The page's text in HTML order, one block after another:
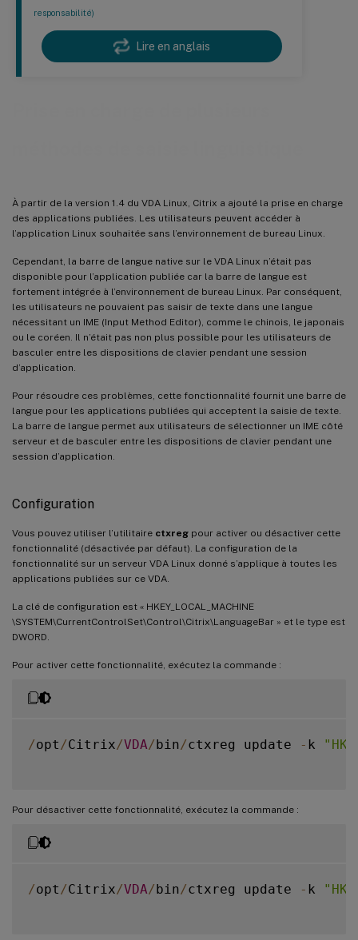
responsabilité)
Lire en anglais
À partir de la version 1.4 du VDA Linux, Citrix a ajouté la prise en charge
des applications publiées. Les utilisateurs peuvent accéder à
l’application Linux souhaitée sans l’environnement de bureau Linux.
Cependant, la barre de langue native sur le VDA Linux n’était pas
disponible pour l’application publiée car la barre de langue est
fortement intégrée à l’environnement de bureau Linux. Par conséquent,
les utilisateurs ne pouvaient pas saisir de texte dans une langue
nécessitant un IME (Input Method Editor), comme le chinois, le japonais
ou le coréen. Il n’était pas non plus possible pour les utilisateurs de
basculer entre les dispositions de clavier pendant une session
d’application.
Pour résoudre ces problèmes, cette fonctionnalité fournit une barre de
langue pour les applications publiées qui acceptent la saisie de texte.
La barre de langue permet aux utilisateurs de sélectionner un IME côté
serveur et de basculer entre les dispositions de clavier pendant une
session d’application.
Configuration
Vous pouvez utiliser l’utilitaire ctxreg pour activer ou désactiver cette
fonctionnalité (désactivée par défaut). La configuration de la
fonctionnalité sur un serveur VDA Linux donné s’applique à toutes les
applications publiées sur ce VDA.
La clé de configuration est « HKEY_LOCAL_MACHINE
\SYSTEM\CurrentControlSet\Control\Citrix\LanguageBar » et le type est
DWORD.
Pour activer cette fonctionnalité, exécutez la commande :
/opt /Citrix/VDA/bin/ctxreg update - k
Pour désactiver cette fonctionnalité, exécutez la commande :
/opt /Citrix/VDA/bin/ctxreg update - k